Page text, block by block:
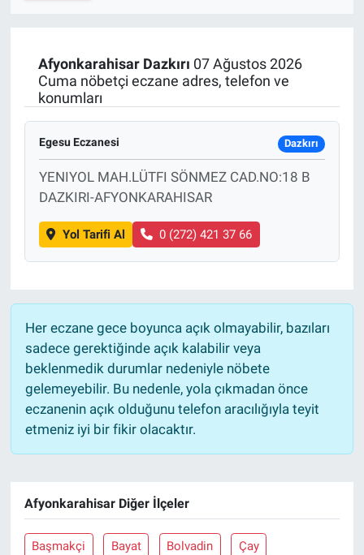
Afyonkarahisar Dazkırı 07 Ağustos 2026
Cuma nöbetçi eczane adres, telefon ve
konumları
Egesu Eczanesi Dazkırı
YENIYOL MAH.LÜTFI SÖNMEZ CAD.NO:18 B
DAZKIRI-AFYONKARAHISAR
Yol Tarifi Al 0 (272) 421 37 66
Her eczane gece boyunca açık olmayabilir, bazıları
sadece gerektiğinde açık kalabilir veya
beklenmedik durumlar nedeniyle nöbete
gelemeyebilir. Bu nedenle, yola çıkmadan önce
eczanenin açık olduğunu telefon aracılığıyla teyit
etmeniz iyi bir fikir olacaktır.
Afyonkarahisar Diğer İlçeler
Başmakçi Bayat Bolvadin Çay
RESMİ İLANLAR